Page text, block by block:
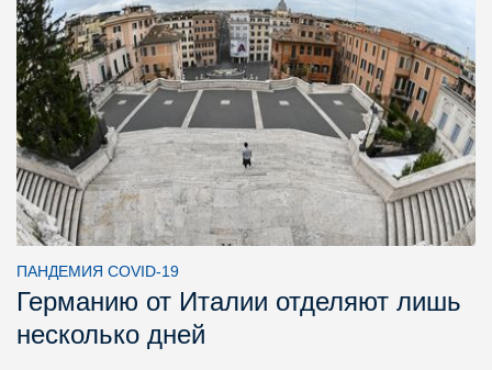
ПАНДЕМИЯ COVID-19
Германию от Италии отделяют лишь
несколько дней